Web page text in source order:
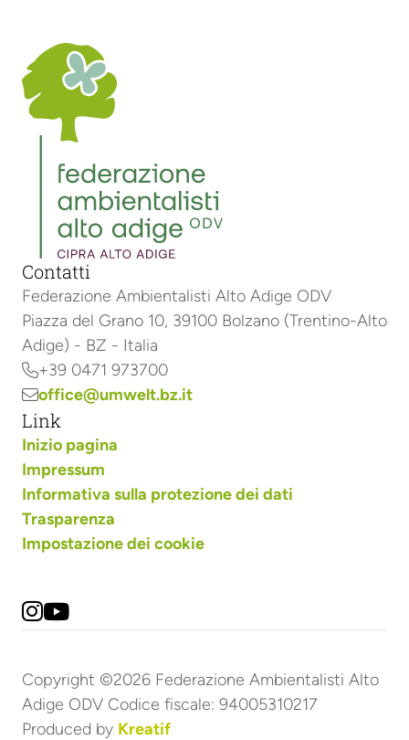
Contatti
Federazione Ambientalisti Alto Adige ODV
Piazza del Grano 10, 39100 Bolzano (Trentino-Alto
Adige) - BZ - Italia
+39 0471 973700
office@umwelt.bz.it
Link
Inizio pagina
Impressum
Informativa sulla protezione dei dati
Trasparenza
Impostazione dei cookie

Copyright ©2026 Federazione Ambientalisti Alto
Adige ODV Codice fiscale: 94005310217
Produced by Kreatif